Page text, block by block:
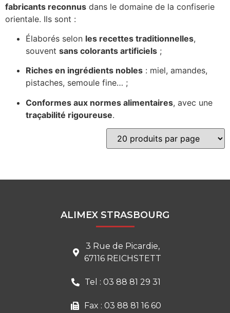
fabricants reconnus dans le domaine de la confiserie
orientale. Ils sont :
Élaborés selon les recettes traditionnelles,
souvent sans colorants artificiels ;
Riches en ingrédients nobles : miel, amandes,
pistaches, semoule fine… ;
Conformes aux normes alimentaires, avec une
traçabilité rigoureuse.
ALIMEX STRASBOURG
3 Rue de Picardie,
67116 REICHSTETT
Tel : 03 88 81 29 31
Fax : 03 88 81 16 60